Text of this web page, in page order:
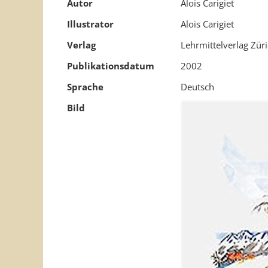
Autor
Alois Carigiet
Illustrator
Alois Carigiet
Verlag
Lehrmittelverlag
Publikationsdatum
2002
Sprache
Deutsch
Bild